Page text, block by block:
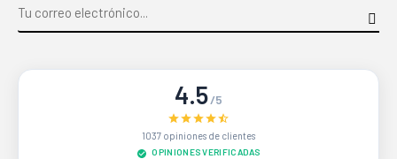
4.5/5
1037 opiniones de clientes
OPINIONES VERIFICADAS